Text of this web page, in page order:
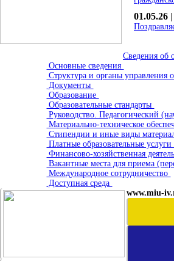
01.05.26 |
Сведения об
Основные сведения
Структура и органы управления
Документы
Образование
Образовательные стандарты
Руководство. Педагогический
Материально-техническое
Стипендии и иные виды
Платные образовательные услуги
Финансово-хозяйственная
Вакантные места для приема
Международное сотрудничество
Доступная среда
www.miu-